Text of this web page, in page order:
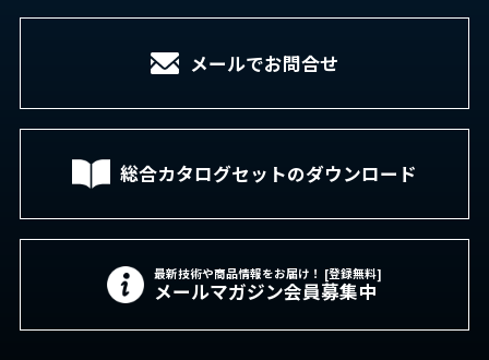
メールでお問合せ
総合カタログセットのダウンロード
最新技術や商品情報をお届け！ [登録無料]
メールマガジン会員募集中